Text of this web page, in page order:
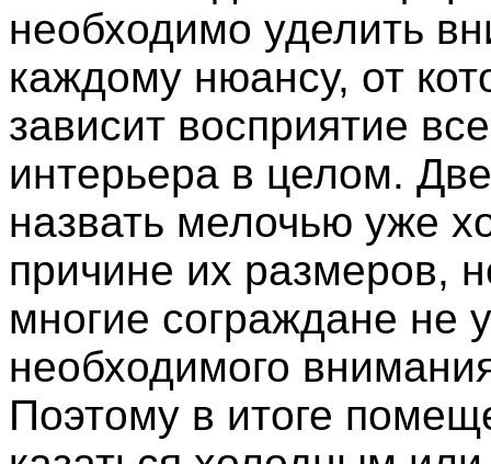
необходимо уделить
каждому нюансу, от
зависит восприятие
интерьера в целом.
назвать мелочью уже
причине их размеров,
многие сограждане не
необходимого
Поэтому в итоге